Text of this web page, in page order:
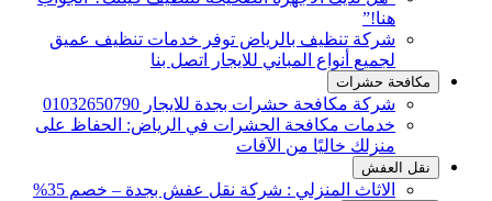
هنا!”
شركة تنظيف بالرياض توفر خدمات تنظيف عميق
لجميع أنواع المباني للايجار اتصل بنا
مكافحة حشرات
شركة مكافحة حشرات بجدة للايجار 01032650790
خدمات مكافحة الحشرات في الرياض: الحفاظ على
منزلك خاليًا من الآفات
نقل العفش
الاثاث المنزلي : شركة نقل عفش بجدة – خصم 35%